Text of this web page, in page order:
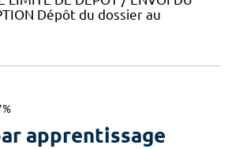
Dépôt du dossier au
apprentissage